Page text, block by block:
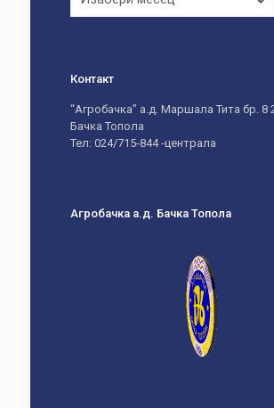
Контакт
“Агробачка” а.д. Маршала Тита бр. 8
Бачка Топола
Тел: 024/715-844 -централа
Агробачка а.д. Бачка Топола